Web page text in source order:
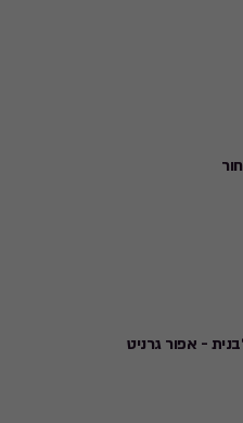
- אפור גרניט